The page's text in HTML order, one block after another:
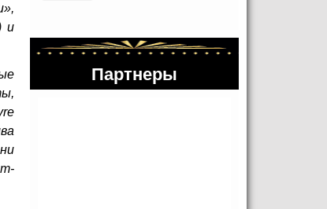
и
Партнеры